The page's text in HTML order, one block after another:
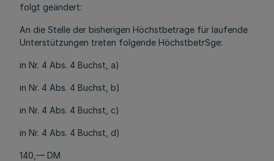
folgt geändert:
An die Stelle der bisherigen Höchstbetrage für laufende
Unterstützungen treten folgende HöchstbetrSge:
in Nr. 4 Abs. 4 Buchst, a)
in Nr. 4 Abs. 4 Buchst, b)
in Nr. 4 Abs. 4 Buchst, c)
in Nr. 4 Abs. 4 Buchst, d)
140,— DM